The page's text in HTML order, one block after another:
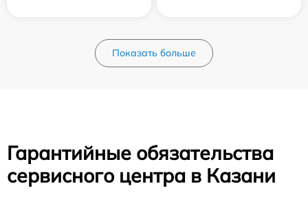
Показать больше
Гарантийные обязательства
сервисного центра в Казани